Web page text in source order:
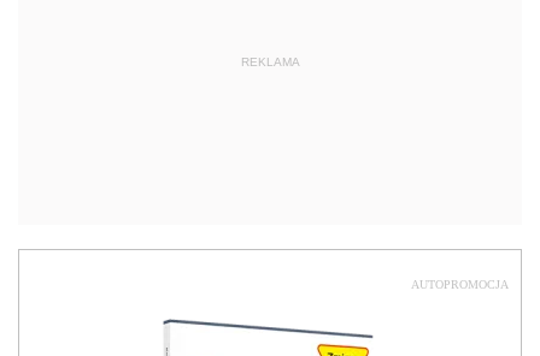
REKLAMA
AUTOPROMOCJA